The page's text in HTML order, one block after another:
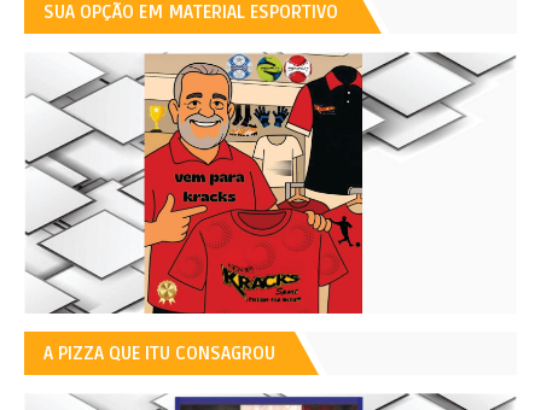
SUA OPÇÃO EM MATERIAL ESPORTIVO
A PIZZA QUE ITU CONSAGROU